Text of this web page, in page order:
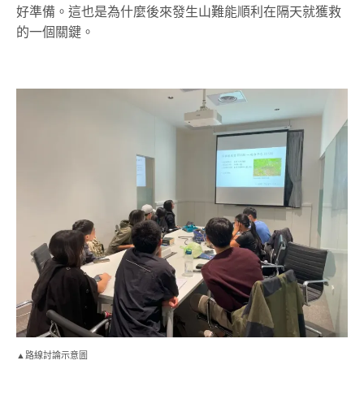
好準備。這也是為什麼後來發生山難能順利在隔天就獲救
的一個關鍵。
▲路線討論示意圖